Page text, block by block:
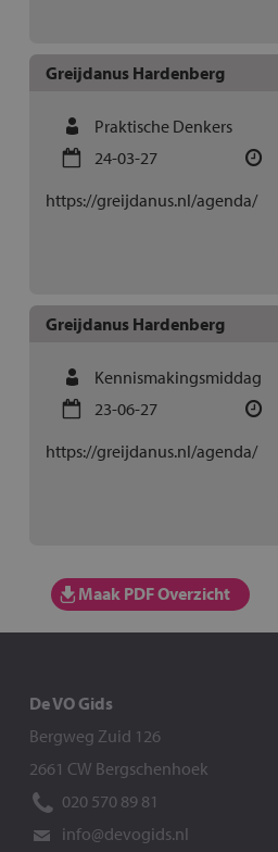
Greijdanus Hardenberg
Praktische Denkers
24-03-27
https://greijdanus.nl/agenda/
Greijdanus Hardenberg
Kennismakingsmiddag
23-06-27
https://greijdanus.nl/agenda/
Maak PDF Overzicht
De VO Gids
Bergweg Zuid 126
2661 CW Bergschenhoek
020 570 89 81
info@devogids.nl